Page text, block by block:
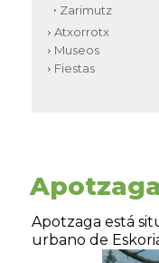
Apotzaga
Apotzaga está
urbano de
Zarimutz
Atxorrotx
Museos
Fiestas